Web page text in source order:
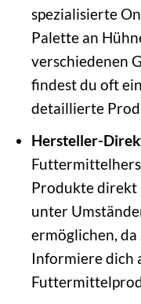
spezialisierte
Palette an
verschiedenen
findest du oft
detaillierte
Hersteller-
Produkte direkt
unter
ermöglichen,
Informiere dich